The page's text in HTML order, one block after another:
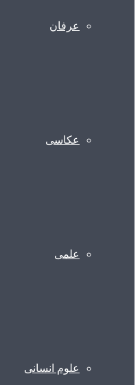
عرفان
عکاسی
علمی
علوم انسانی